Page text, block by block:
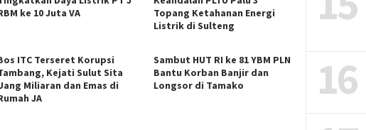
ke 10 Juta VA
Topang Ketahanan Energi
Listrik di Sulteng
ITC Terseret Korupsi
Kejati Sulut Sita
Miliaran dan Emas di
JA
Sambut HUT RI ke 81 YBM PLN
Bantu Korban Banjir dan
Longsor di Tamako
16